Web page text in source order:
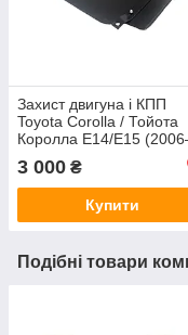
Захист двигуна і КПП
Toyota Corolla / Тойота
Королла E14/E15
2012), арт. 356/3, сталь
мм
3 000 ₴
Купити
Подібні товари